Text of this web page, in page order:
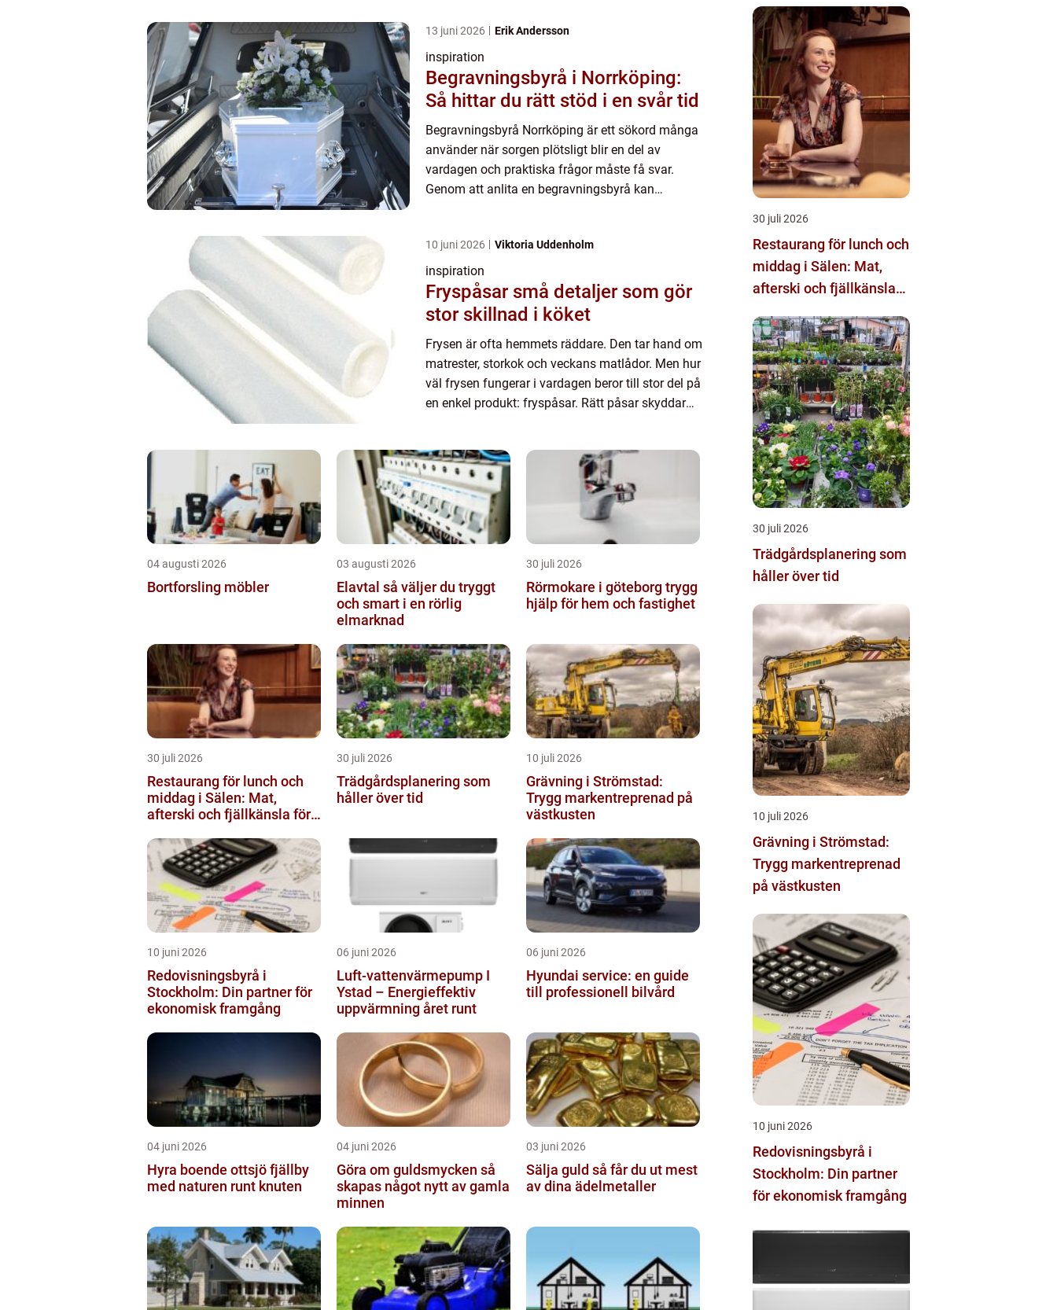
13 juni 2026 Erik Andersson
inspiration
Begravningsbyrå i Norrköping:
Så hittar du rätt stöd i en svår tid
Begravningsbyrå Norrköping är ett sökord många
använder när sorgen plötsligt blir en del av
vardagen och praktiska frågor måste få svar.
Genom att anlita en begravningsbyrå kan
10 juni 2026 Viktoria Uddenholm
inspiration
Fryspåsar små detaljer som gör
stor skillnad i köket
Frysen är ofta hemmets räddare. Den tar hand om
matrester, storkok och veckans matlådor. Men hur
väl frysen fungerar i vardagen beror till stor del på
en enkel produkt: fryspåsar. Rätt påsar skyddar
04 augusti 2026
Bortforsling möbler
03 augusti 2026
Elavtal så väljer du tryggt
och smart i en rörlig
elmarknad
30 juli 2026
Rörmokare i göteborg trygg
hjälp för hem och fastighet
30 juli 2026
Restaurang för lunch och
middag i Sälen: Mat,
afterski och fjällkänsla för
30 juli 2026
Trädgårdsplanering som
håller över tid
10 juli 2026
Grävning i Strömstad:
Trygg markentreprenad på
västkusten
10 juni 2026
Redovisningsbyrå i
Stockholm: Din partner för
ekonomisk framgång
06 juni 2026
Luft-vattenvärmepump I
Ystad – Energieffektiv
uppvärmning året runt
06 juni 2026
Hyundai service: en guide
till professionell bilvård
04 juni 2026
Hyra boende ottsjö fjällby
med naturen runt knuten
04 juni 2026
Göra om guldsmycken så
skapas något nytt av gamla
minnen
03 juni 2026
Sälja guld så får du ut mest
av dina ädelmetaller
30 juli 2026
Restaurang för lunch och
middag i Sälen: Mat,
afterski och fjällkänsla
30 juli 2026
Trädgårdsplanering som
håller över tid
10 juli 2026
Grävning i Strömstad:
Trygg markentreprenad
på västkusten
10 juni 2026
Redovisningsbyrå i
Stockholm: Din partner
för ekonomisk framgång